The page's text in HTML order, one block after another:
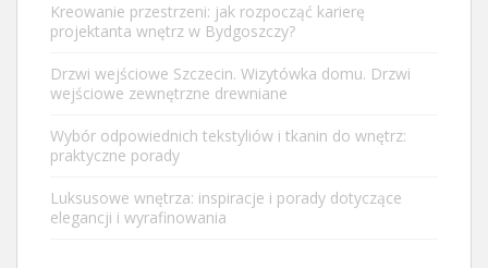
Kreowanie przestrzeni: jak rozpocząć karierę
projektanta wnętrz w Bydgoszczy?
Drzwi wejściowe Szczecin. Wizytówka domu. Drzwi
wejściowe zewnętrzne drewniane
Wybór odpowiednich tekstyliów i tkanin do wnętrz:
praktyczne porady
Luksusowe wnętrza: inspiracje i porady dotyczące
elegancji i wyrafinowania